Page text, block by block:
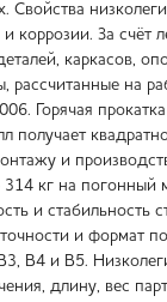
Свойства
коррозии. За счёт
каркасов,
рассчитанные на
Горячая
получает
и
кг на погонный
и
и формат
В4 и В5.
длину, вес